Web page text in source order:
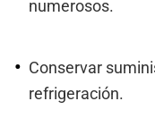
numerosos.
Conservar
refrigeración.